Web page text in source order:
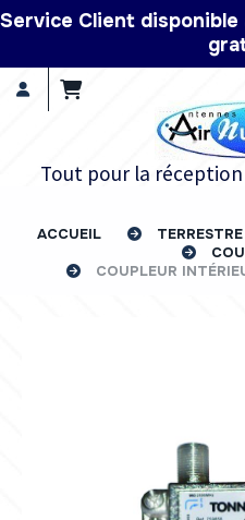
Service Client disponible
Tout pour la
ACCUEIL TERRESTRE
COUPLEUR